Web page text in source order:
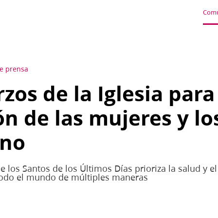
prensa
de la Iglesia
de las mujeres y
los Santos de los Últimos Días prioriza la salud y
el mundo de múltiples maneras